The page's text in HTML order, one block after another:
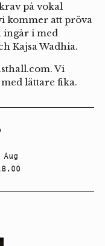
på vokal
kommer att pröva
ingår i med
Kajsa Wadhia.
Vi
lättare fika.